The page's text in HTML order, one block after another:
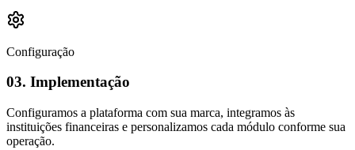
Configuração
03. Implementação
Configuramos a plataforma com sua marca, integramos às
instituições financeiras e personalizamos cada módulo conforme sua
operação.